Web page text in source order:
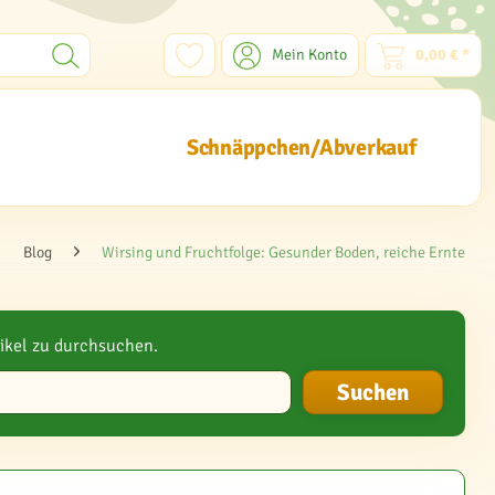
Mein Konto 0,00 € *
Schnäppchen/Abverkauf
Blog Wirsing und Fruchtfolge: Gesunder Boden, reiche Ernte
zu durchsuchen.